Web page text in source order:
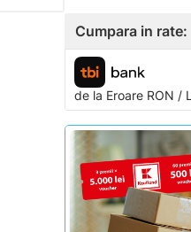
Cumpara in rate:
de la Eroare RON /